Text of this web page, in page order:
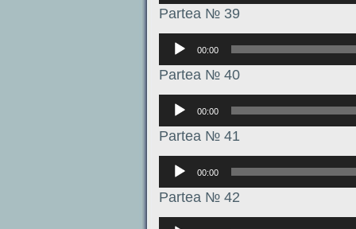
Partea № 39
Аудиоплеер
00:00
Partea № 40
Аудиоплеер
00:00
Partea № 41
Аудиоплеер
00:00
Partea № 42
Аудиоплеер